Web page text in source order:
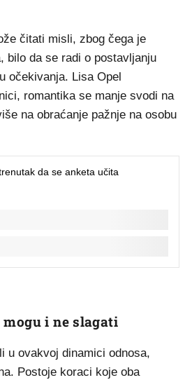
čitati misli, zbog čega je
bilo da se radi o postavljanju
očekivanja. Lisa Opel
romantika se manje svodi na
na obraćanje pažnje na osobu
i ne slagati
u ovakvoj dinamici odnosa,
Postoje koraci koje oba